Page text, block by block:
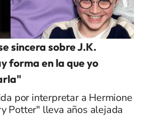
sincera sobre J.K.
forma en la que yo
por interpretar a Hermione
Potter" lleva años alejada